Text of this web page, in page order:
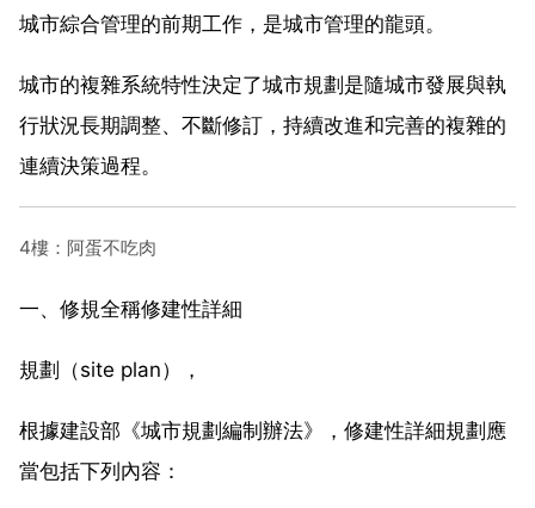
城市綜合管理的前期工作，是城市管理的龍頭。
城市的複雜系統特性決定了城市規劃是隨城市發展與執
行狀況長期調整、不斷修訂，持續改進和完善的複雜的
連續決策過程。
4樓：阿蛋不吃肉
一、修規全稱修建性詳細
規劃（site plan），
根據建設部《城市規劃編制辦法》，修建性詳細規劃應
當包括下列內容：